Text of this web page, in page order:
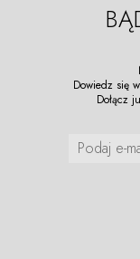
Dowiedz się
Dołącz